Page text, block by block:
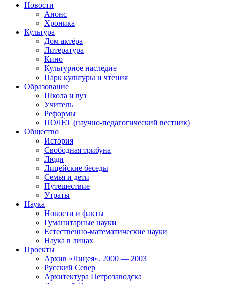
Новости
Анонс
Хроника
Культура
Дом актёра
Литература
Кино
Культурное наследие
Парк культуры и чтения
Образование
Школа и вуз
Учитель
Реформы
ПОЛЁТ (научно-педагогический вестник)
Общество
История
Свободная трибуна
Люди
Лицейские беседы
Семья и дети
Путешествие
Утраты
Наука
Новости и факты
Гуманитарные науки
Естественно-математические науки
Наука в лицах
Проекты
Архив «Лицея». 2000 — 2003
Русский Север
Архитектура Петрозаводска